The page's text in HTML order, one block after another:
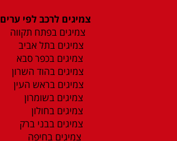
צמיגים לרכב לפי ערים
צמיגים בפתח תקווה
צמיגים בתל אביב
צמיגים בכפר סבא
צמיגים בהוד השרון
צמיגים בראש העין
צמיגים בשומרון
צמיגים בחולון
צמיגים בבני ברק
צמיגים בחיפה